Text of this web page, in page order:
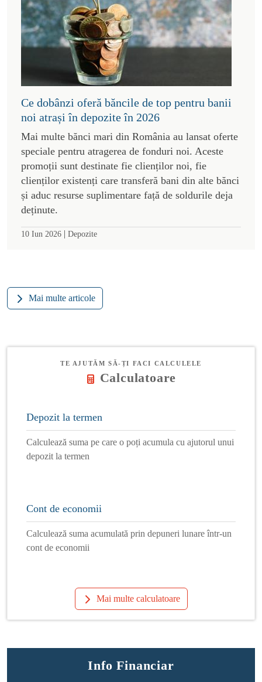
Ce dobânzi oferă băncile de top pentru banii
noi atrași în depozite în 2026
Mai multe bănci mari din România au lansat oferte
speciale pentru atragerea de fonduri noi. Aceste
promoții sunt destinate fie clienților noi, fie
clienților existenți care transferă bani din alte bănci
și aduc resurse suplimentare față de soldurile deja
deținute.
10 Iun 2026 | Depozite
Mai multe articole
TE AJUTĂM SĂ-ȚI FACI CALCULELE
Calculatoare
Depozit la termen
Calculează suma pe care o poți acumula cu ajutorul unui
depozit la termen
Cont de economii
Calculează suma acumulată prin depuneri lunare într-un
cont de economii
Mai multe calculatoare
Info Financiar